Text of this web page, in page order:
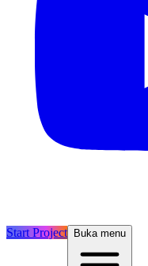
Start Project Buka menu